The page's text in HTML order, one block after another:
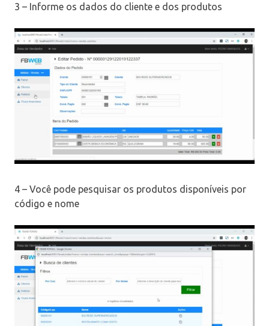
3 – Informe os dados do cliente e dos produtos
4 – Você pode pesquisar os produtos disponíveis por
código e nome